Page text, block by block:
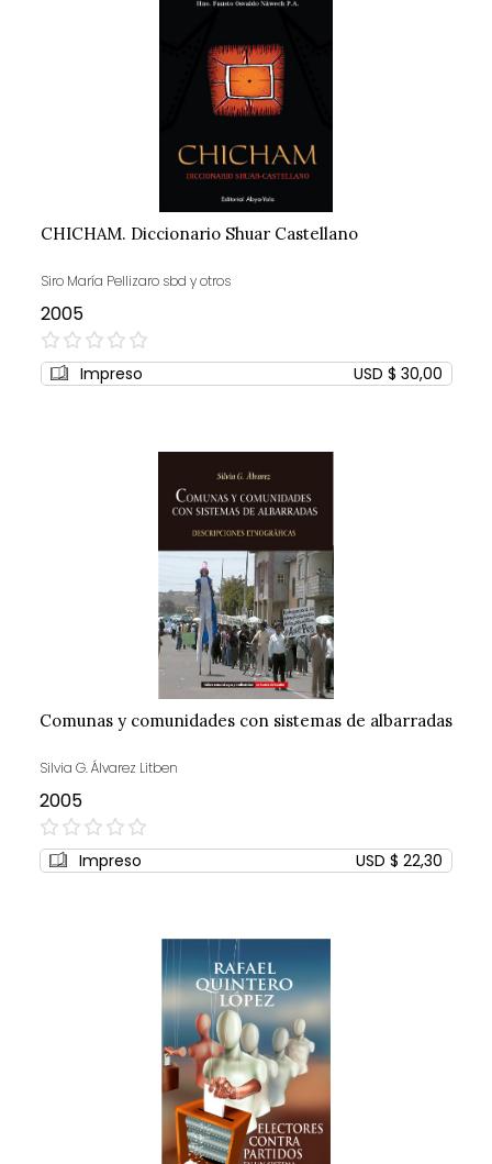
CHICHAM. Diccionario Shuar Castellano
Siro María Pellizaro sbd y otros
2005
0%
Impreso USD $ 30,00
Comunas y comunidades con sistemas de albarradas
Silvia G. Álvarez Litben
2005
0%
Impreso USD $ 22,30